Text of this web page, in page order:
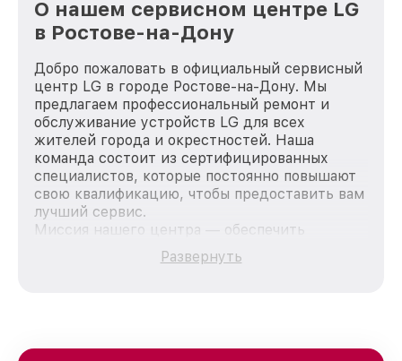
О нашем сервисном центре LG
в Ростове-на-Дону
Добро пожаловать в официальный сервисный
центр LG в городе Ростове-на-Дону. Мы
предлагаем профессиональный ремонт и
обслуживание устройств LG для всех
жителей города и окрестностей. Наша
команда состоит из сертифицированных
специалистов, которые постоянно повышают
свою квалификацию, чтобы предоставить вам
лучший сервис.
Миссия нашего центра — обеспечить
качественный и доступный ремонт для
каждого пользователя продукции LG, вне
Развернуть